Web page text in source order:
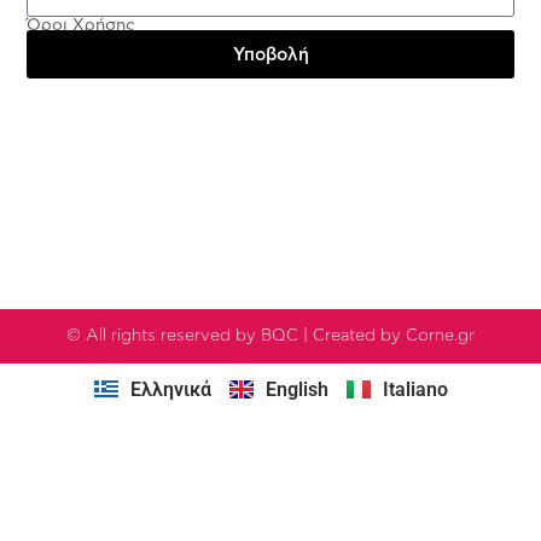
Όροι Χρήσης
Υποβολή
© All rights reserved by BQC | Created by Corne.gr
Ελληνικά English Italiano